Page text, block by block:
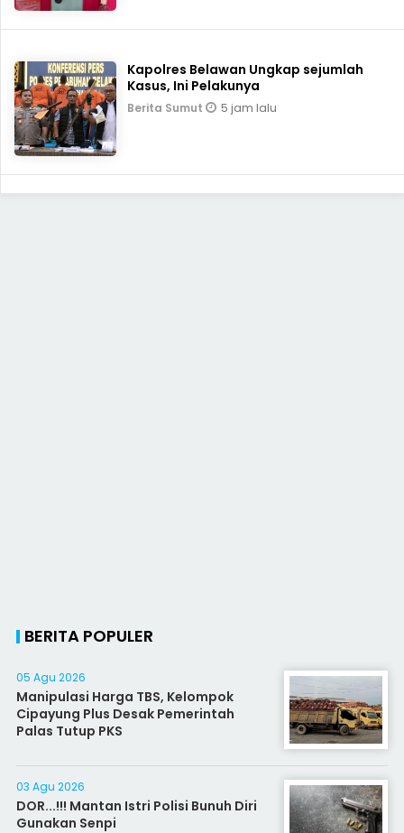
Kapolres Belawan Ungkap sejumlah
Kasus, Ini Pelakunya
Berita Sumut 5 jam lalu
BERITA POPULER
05 Agu 2026
Manipulasi Harga TBS, Kelompok
Cipayung Plus Desak Pemerintah
Palas Tutup PKS
03 Agu 2026
DOR...!!! Mantan Istri Polisi Bunuh Diri
Gunakan Senpi